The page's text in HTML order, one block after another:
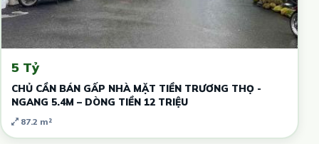
5 Tỷ
CHỦ CẦN BÁN GẤP NHÀ MẶT TIỀN TRƯƠNG THỌ -
NGANG 5.4M – DÒNG TIỀN 12 TRIỆU
87.2 m²